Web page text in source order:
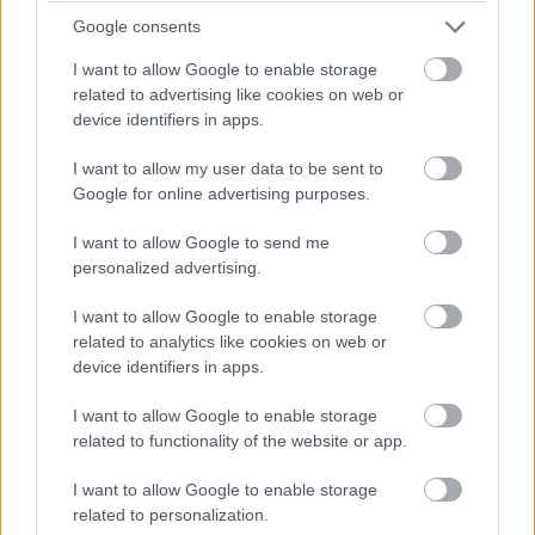
Google consents
I want to allow Google to enable storage
related to advertising like cookies on web or
device identifiers in apps.
I want to allow my user data to be sent to
Google for online advertising purposes.
I want to allow Google to send me
personalized advertising.
I want to allow Google to enable storage
related to analytics like cookies on web or
device identifiers in apps.
I want to allow Google to enable storage
related to functionality of the website or app.
I want to allow Google to enable storage
related to personalization.
Van esély valami kis esőcsepegésre, de semmi komolyra - 27
körön vagyunk túl a 78-ból.
A gumikopás állítólag nagyobb, mitn ahogy a csapatok várták,
akár a közepes, akár a kemény keverékről beszélünk.
Az azért egyértelmű, hogy Ocon feltartja a Ferrarikat és
Hamiltont, akik egymás mögött autózgatnak tizedekre, míg
Ocon őrzi a harmadik helyet.
Nocsak, előzés: Magnussen bevetődött Sargeant mellé, és
Sőt, a kör végén Stroll is megteszi ezt, majd ezt kihasználva